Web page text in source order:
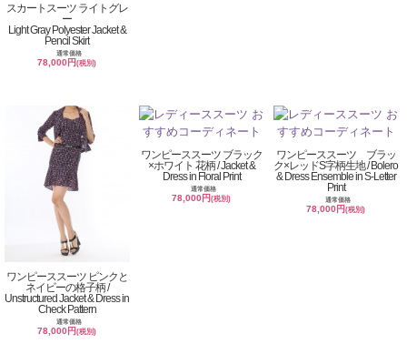
スカートスーツ ライトグレ
ー
Light Gray Polyester Jacket &
Pencil Skirt
通常価格
78,000円(税別)
ワンピーススーツ ピンクと
ネイビーの格子柄 /
Unstructured Jacket & Dress in
Check Pattern
通常価格
78,000円(税別)
ワンピーススーツ ブラック
×ホワイト 花柄 / Jacket &
Dress in Floral Print
通常価格
78,000円(税別)
ワンピーススーツ ブラッ
ク×レッドS字柄生地 / Bolero
& Dress Ensemble in S-Letter
Print
通常価格
78,000円(税別)